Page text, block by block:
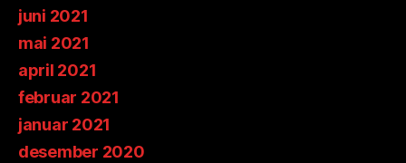
juni 2021
mai 2021
april 2021
februar 2021
januar 2021
desember 2020